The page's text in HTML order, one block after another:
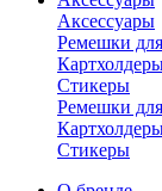
Аксессуары
Ремешки
Стикеры
Ремешки
Стикеры